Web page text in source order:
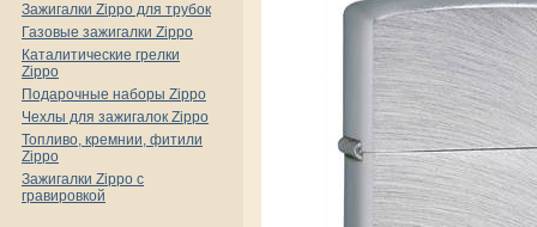
Зажигалки Zippo для трубок
Газовые зажигалки Zippo
Каталитические грелки
Zippo
Подарочные наборы Zippo
Чехлы для зажигалок Zippo
Топливо, кремнии, фитили
Zippo
Зажигалки Zippo с
гравировкой